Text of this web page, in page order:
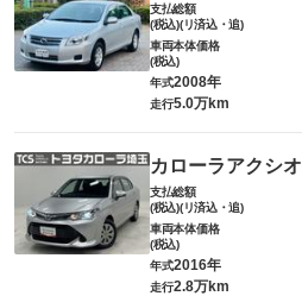
支払総額
(税込)(リ済込・追)
車両本体価格
(税込)
年式2008年
走行5.0万km
カローラアクシオ
支払総額
(税込)(リ済込・追)
車両本体価格
(税込)
年式2016年
走行2.8万km